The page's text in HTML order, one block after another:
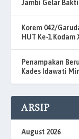
Jambi Gelar
Korem 042/
HUT Ke-1
Penampakan
Kades Idawati
ARSIP
August 2026